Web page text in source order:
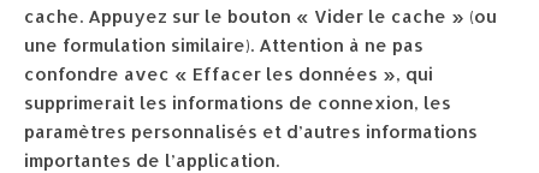
cache. Appuyez sur le bouton « Vider le cache » (ou
une formulation similaire). Attention à ne pas
confondre avec « Effacer les données », qui
supprimerait les informations de connexion, les
paramètres personnalisés et d’autres informations
importantes de l’application.